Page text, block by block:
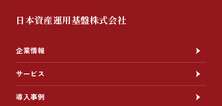
日本資産運用基盤株式会社
企業情報
サービス
導入事例